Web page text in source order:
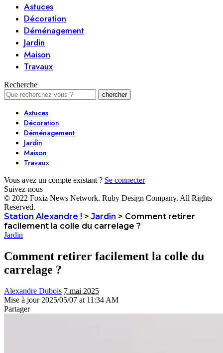
Astuces
Décoration
Déménagement
Jardin
Maison
Travaux
Recherche
Astuces
Décoration
Déménagement
Jardin
Maison
Travaux
Vous avez un compte existant ? Se connecter
Suivez-nous
© 2022 Foxiz News Network. Ruby Design Company. All Rights
Reserved.
Station Alexandre ! > Jardin > Comment retirer
facilement la colle du carrelage ?
Jardin
Comment retirer facilement la colle du
carrelage ?
Alexandre Dubois 7 mai 2025
Mise à jour 2025/05/07 at 11:34 AM
Partager